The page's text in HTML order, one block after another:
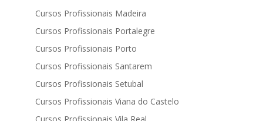
Cursos Profissionais Madeira
Cursos Profissionais Portalegre
Cursos Profissionais Porto
Cursos Profissionais Santarem
Cursos Profissionais Setubal
Cursos Profissionais Viana do Castelo